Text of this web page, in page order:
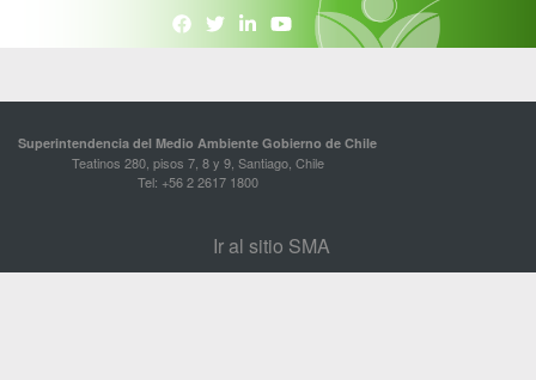
Superintendencia del Medio Ambiente Gobierno de Chile
Teatinos 280, pisos 7, 8 y 9, Santiago, Chile
Tel: +56 2 2617 1800
Ir al sitio SMA